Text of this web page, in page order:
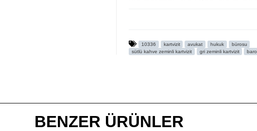
olduğunu düşünüyoruz.
10336 kartvizit avukat hukuk
bürosu
sütlü kahve zeminli kartvizit
gri zeminli kartvizit baro
BENZER ÜRÜNLER